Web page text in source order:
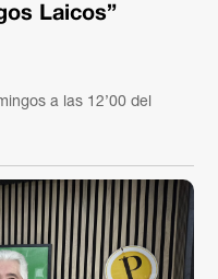
Laicos”
a las 12’00 del